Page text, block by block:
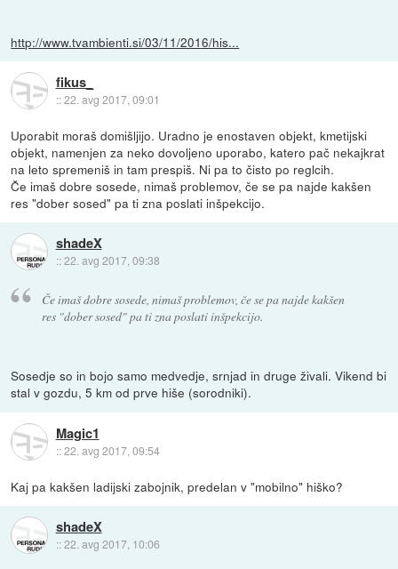
http://www.tvambienti.si/03/11/2016/his...
fikus_
::22. avg 2017, 09:01
Uporabit moraš domišljijo. Uradno je enostaven objekt, kmetijski
objekt, namenjen za neko dovoljeno uporabo, katero pač nekajkrat
na leto spremeniš in tam prespiš. Ni pa to čisto po reglcih.
Če imaš dobre sosede, nimaš problemov, če se pa najde kakšen
res "dober sosed" pa ti zna poslati inšpekcijo.
shadeX
::22. avg 2017, 09:38
Če imaš dobre sosede, nimaš problemov, če se pa najde kakšen
res "dober sosed" pa ti zna poslati inšpekcijo.
Sosedje so in bojo samo medvedje, srnjad in druge živali. Vikend bi
stal v gozdu, 5 km od prve hiše (sorodniki).
Magic1
::22. avg 2017, 09:54
Kaj pa kakšen ladijski zabojnik, predelan v "mobilno" hiško?
shadeX
::22. avg 2017, 10:06